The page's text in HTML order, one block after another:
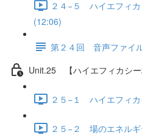
２４−５ ハイエフィカ
(12:06)
第２４回 音声ファイ
Unit.25 【ハイエフィカシー
２５−１ ハイエフィ
２５−２ 場のエネル